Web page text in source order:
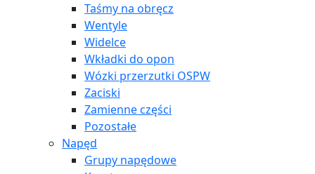
Taśmy na obręcz
Wentyle
Widelce
Wkładki do opon
Wózki przerzutki OSPW
Zaciski
Zamienne części
Pozostałe
Napęd
Grupy napędowe